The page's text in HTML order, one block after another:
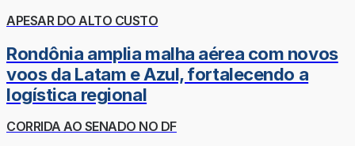
APESAR DO ALTO CUSTO
Rondônia amplia malha aérea com novos
voos da Latam e Azul, fortalecendo a
logística regional
CORRIDA AO SENADO NO DF